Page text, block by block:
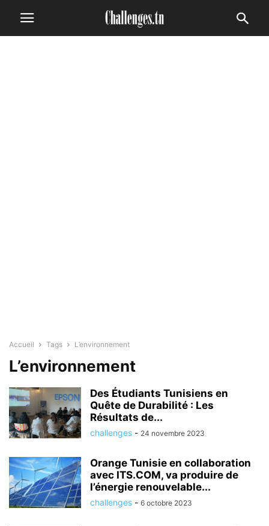
Accueil Tags L’environnement
L’environnement
Des Étudiants Tunisiens en
Quête de Durabilité : Les
Résultats de...
challenges - 24 novembre 2023
Orange Tunisie en collaboration
avec ITS.COM, va produire de
l’énergie renouvelable...
challenges - 6 octobre 2023